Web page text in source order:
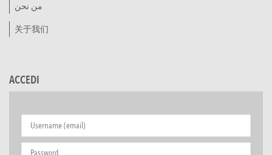
من نحن
关于我们
ACCEDI